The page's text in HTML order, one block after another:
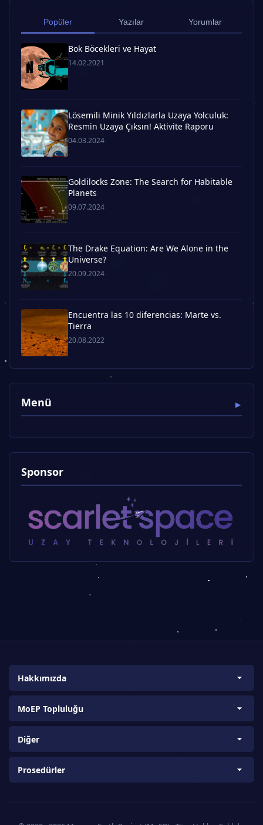
Popüler Yazılar Yorumlar
Bok Böcekleri ve Hayat
14.02.2021
Lösemili Minik Yıldızlarla Uzaya Yolculuk:
Resmin Uzaya Çıksın! Aktivite Raporu
04.03.2024
Goldilocks Zone: The Search for Habitable
Planets
09.07.2024
The Drake Equation: Are We Alone in the
Universe?
20.09.2024
Encuentra las 10 diferencias: Marte vs.
Tierra
20.08.2022
Menü
Sponsor
Hakkımızda
Biz Kimiz?
Amaç ve Kapsam
Vizyon ve Misyon
Proje Kurucuları
MoEP Topluluğu
Bilim ve Araştırma Takımları
Ülke Koordinatörleri
K12 Koordinatörlüğü (K12T)
Diğer
About us
Bilgi-Tecrübe Paylaşımı
Prosedürler